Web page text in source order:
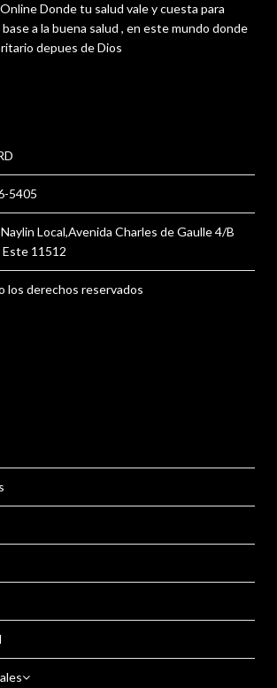
Donde tu salud vale y cuesta para
a la buena salud , en este mundo donde
depues de Dios
5405
Local,Avenida Charles de Gaulle 4/B
11512
los derechos reservados